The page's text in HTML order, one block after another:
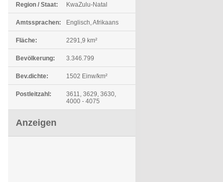
Region / Staat: KwaZulu-Natal
Amtssprachen: Englisch, Afrikaans
Fläche: 2291,9 km²
Bevölkerung: 3.346.799
Bev.dichte: 1502 Einw/km²
Postleitzahl:
3611, 3629, 3630,
4000 - 4075
Anzeigen